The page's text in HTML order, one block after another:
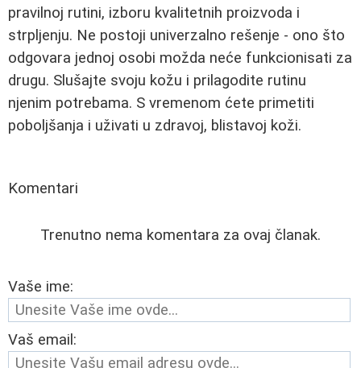
pravilnoj rutini, izboru kvalitetnih proizvoda i
strpljenju. Ne postoji univerzalno rešenje - ono što
odgovara jednoj osobi možda neće funkcionisati za
drugu. Slušajte svoju kožu i prilagodite rutinu
njenim potrebama. S vremenom ćete primetiti
poboljšanja i uživati u zdravoj, blistavoj koži.
Komentari
Trenutno nema komentara za ovaj članak.
Vaše ime:
Vaš email: